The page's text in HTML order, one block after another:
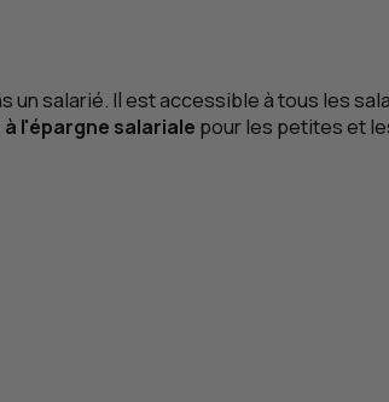
salarié. Il est accessible à tous les
l'épargne salariale pour les petites et